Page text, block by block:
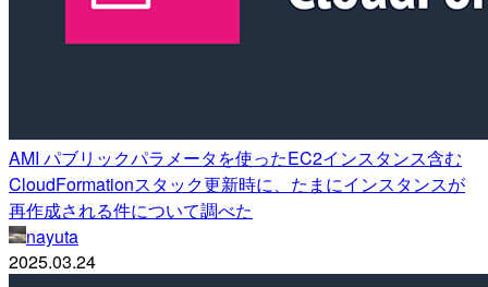
AMI パブリックパラメータを使ったEC2インスタンス含む
CloudFormationスタック更新時に、たまにインスタンスが
再作成される件について調べた
nayuta
2025.03.24